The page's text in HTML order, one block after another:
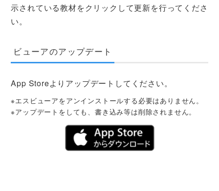
示されている教材をクリックして更新を行ってくださ
い。
ビューアのアップデート
App Storeよりアップデートしてください。
※エスビューアをアンインストールする必要はありません。
※アップデートをしても、書き込み等は削除されません。